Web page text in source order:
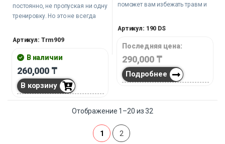
постоянно, не пропуская ни одну
тренировку. Но это не всегда
погоды, неудобного
расположения тренажёрного
зала или по другим причинам.
Артикул: Trm909
В наличии
260,000 ₸
В корзину
поможет вам избежать травм и
года и в любом промежутке дня.
Артикул: 190 DS
Последняя цена:
290,000 ₸
Подробнее
Отображение 1–20 из 32
1 2